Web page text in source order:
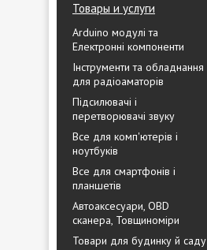
Товары и услуги
Arduino модулі та
Електронні компоненти
Інструменти та обладнання
для радіоаматорів
Підсилювачі і
перетворювачі звуку
Все для комп'ютерів і
ноутбуків
Все для смартфонів і
планшетів
Автоаксесуари, OBD
сканера, Товщиноміри
Товари для будинку й саду